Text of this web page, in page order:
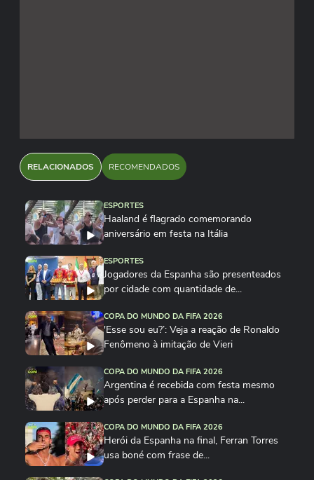
RELACIONADOS RECOMENDADOS
ESPORTES
Haaland é flagrado comemorando
aniversário em festa na Itália
ESPORTES
Jogadores da Espanha são presenteados
por cidade com quantidade de...
COPA DO MUNDO DA FIFA 2026
'Esse sou eu?’: Veja a reação de Ronaldo
Fenômeno à imitação de Vieri
COPA DO MUNDO DA FIFA 2026
Argentina é recebida com festa mesmo
após perder para a Espanha na...
COPA DO MUNDO DA FIFA 2026
Herói da Espanha na final, Ferran Torres
usa boné com frase de...